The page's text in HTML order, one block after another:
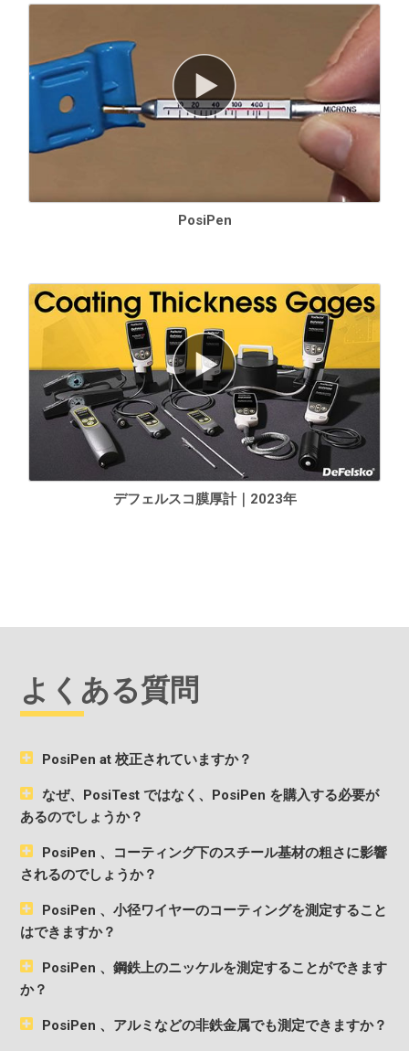
PosiPen
デフェルスコ膜厚計｜2023年
よくある質問
PosiPen at 校正されていますか？
なぜ、PosiTest ではなく、PosiPen を購入する必要が
あるのでしょうか？
PosiPen 、コーティング下のスチール基材の粗さに影響
されるのでしょうか？
PosiPen 、小径ワイヤーのコーティングを測定すること
はできますか？
PosiPen 、鋼鉄上のニッケルを測定することができます
か？
PosiPen 、アルミなどの非鉄金属でも測定できますか？